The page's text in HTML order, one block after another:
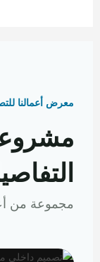
معرض أعمالنا
مجموعة من